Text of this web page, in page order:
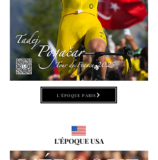
L'ÉPOQUE PARIS
L'ÉPOQUE USA